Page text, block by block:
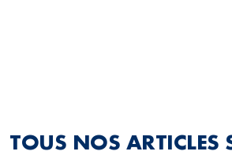
TOUS NOS ARTICLES